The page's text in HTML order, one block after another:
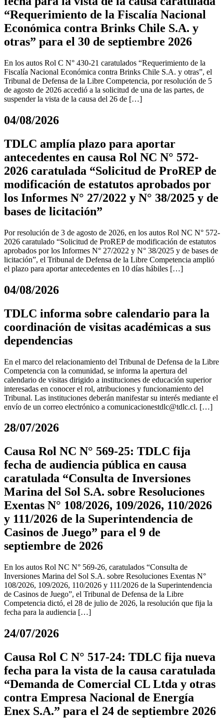
“Requerimiento de la Fiscalía Nacional
Económica contra Brinks Chile S.A. y
otras” para el 30 de septiembre 2026
En los autos Rol C N° 430-21 caratulados “Requerimiento de la
Fiscalía Nacional Económica contra Brinks Chile S.A. y otras”, el
Tribunal de Defensa de la Libre Competencia, por resolución de 5
de agosto de 2026 accedió a la solicitud de una de las partes, de
suspender la vista de la causa del 26 de […]
04/08/2026
TDLC amplía plazo para aportar
antecedentes en causa Rol NC N° 572-
2026 caratulada “Solicitud de ProREP de
modificación de estatutos aprobados por
los Informes N° 27/2022 y N° 38/2025 y de
bases de licitación”
Por resolución de 3 de agosto de 2026, en los autos Rol NC N° 572-
2026 caratulado “Solicitud de ProREP de modificación de estatutos
aprobados por los Informes N° 27/2022 y N° 38/2025 y de bases de
licitación”, el Tribunal de Defensa de la Libre Competencia amplió
el plazo para aportar antecedentes en 10 días hábiles […]
04/08/2026
TDLC informa sobre calendario para la
coordinación de visitas académicas a sus
dependencias
En el marco del relacionamiento del Tribunal de Defensa de la Libre
Competencia con la comunidad, se informa la apertura del
calendario de visitas dirigido a instituciones de educación superior
interesadas en conocer el rol, atribuciones y funcionamiento del
Tribunal. Las instituciones deberán manifestar su interés mediante el
envío de un correo electrónico a comunicacionestdlc@tdlc.cl. […]
28/07/2026
Causa Rol NC N° 569-25: TDLC fija
fecha de audiencia pública en causa
caratulada “Consulta de Inversiones
Marina del Sol S.A. sobre Resoluciones
Exentas N° 108/2026, 109/2026, 110/2026
y 111/2026 de la Superintendencia de
Casinos de Juego” para el 9 de
septiembre de 2026
En los autos Rol NC N° 569-26, caratulados “Consulta de
Inversiones Marina del Sol S.A. sobre Resoluciones Exentas N°
108/2026, 109/2026, 110/2026 y 111/2026 de la Superintendencia
de Casinos de Juego”, el Tribunal de Defensa de la Libre
Competencia dictó, el 28 de julio de 2026, la resolución que fija la
fecha para la audiencia […]
24/07/2026
Causa Rol C N° 517-24: TDLC fija nueva
fecha para la vista de la causa caratulada
“Demanda de Comercial CL Ltda y otras
contra Empresa Nacional de Energía
Enex S.A.” para el 24 de septiembre 2026